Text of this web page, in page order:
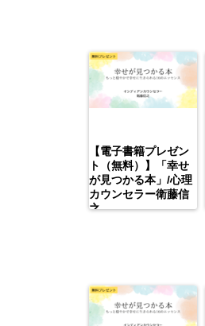
【電子書籍プレゼン
ト（無料）】「幸せ
が見つかる本」/心理
カウンセラー衛藤信
之